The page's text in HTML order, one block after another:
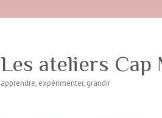
Les ateliers Cap
apprendre, expérimenter, grandir